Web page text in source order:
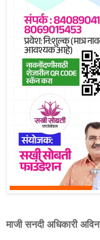
माजी सनदी अधिकारी